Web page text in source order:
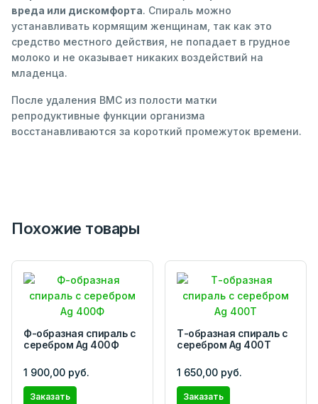
вреда или дискомфорта. Спираль можно
устанавливать кормящим женщинам, так как это
средство местного действия, не попадает в грудное
молоко и не оказывает никаких воздействий на
младенца.
После удаления ВМС из полости матки
репродуктивные функции организма
восстанавливаются за короткий промежуток времени.
Похожие товары
Ф-образная спираль с
серебром Ag 400Ф
1 900,00 руб.
Заказать
Т-образная спираль с
серебром Ag 400T
1 650,00 руб.
Заказать